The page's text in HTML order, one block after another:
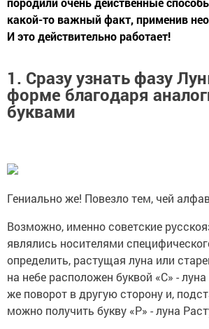
какой-то важный факт, применив
И это действительно работает!
1. Сразу узнать фазу
форме благодаря
буквами
Гениально же! Повезло тем, чей
Возможно, именно советские
являлись носителями
определить, растущая луна или
на небе расположен буквой «С» -
же поворот в другую сторону и,
можно получить букву «Р» - луна